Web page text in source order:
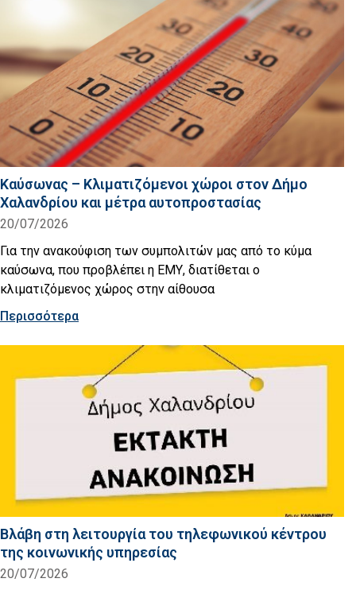
Καύσωνας – Κλιματιζόμενοι χώροι στον Δήμο
Χαλανδρίου και μέτρα αυτοπροστασίας
20/07/2026
Για την ανακούφιση των συμπολιτών μας από το κύμα
καύσωνα, που προβλέπει η ΕΜΥ, διατίθεται ο
κλιματιζόμενος χώρος στην αίθουσα
Περισσότερα
Βλάβη στη λειτουργία του τηλεφωνικού κέντρου
της κοινωνικής υπηρεσίας
20/07/2026